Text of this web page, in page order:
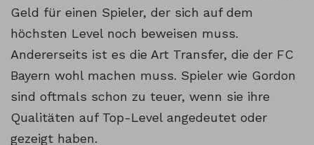
Geld für einen Spieler, der sich auf dem
höchsten Level noch beweisen muss.
Andererseits ist es die Art Transfer, die der FC
Bayern wohl machen muss. Spieler wie Gordon
sind oftmals schon zu teuer, wenn sie ihre
Qualitäten auf Top-Level angedeutet oder
gezeigt haben.